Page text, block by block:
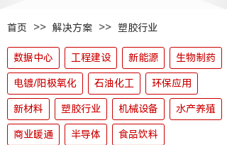
首页 >> 解决方案 >> 塑胶行业
数据中心 工程建设 新能源 生物制药
电镀/阳极氧化 石油化工 环保应用
新材料 塑胶行业 机械设备 水产养殖
商业暖通 半导体 食品饮料